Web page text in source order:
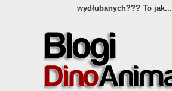
wydłubanych??? To jak...